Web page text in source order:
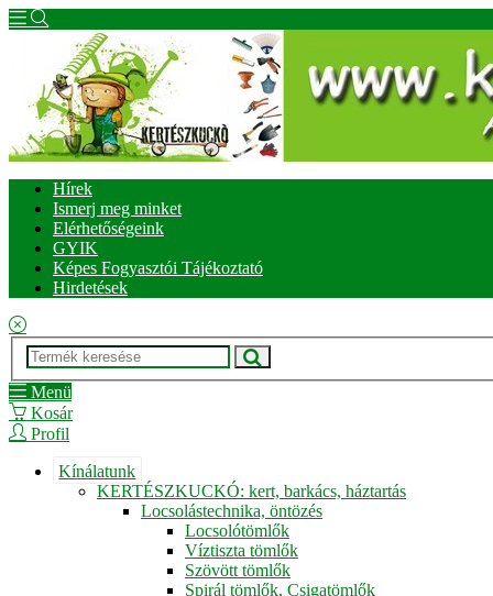
Hírek
Ismerj meg minket
Elérhetőségeink
GYIK
Képes Fogyasztói Tájékoztató
Hirdetések
Menü
Kosár
Profil
Kínálatunk
KERTÉSZKUCKÓ: kert, barkács, háztartás
Locsolástechnika, öntözés
Locsolótömlők
Víztiszta tömlők
Szövött tömlők
Spirál tömlők, Csigatömlők